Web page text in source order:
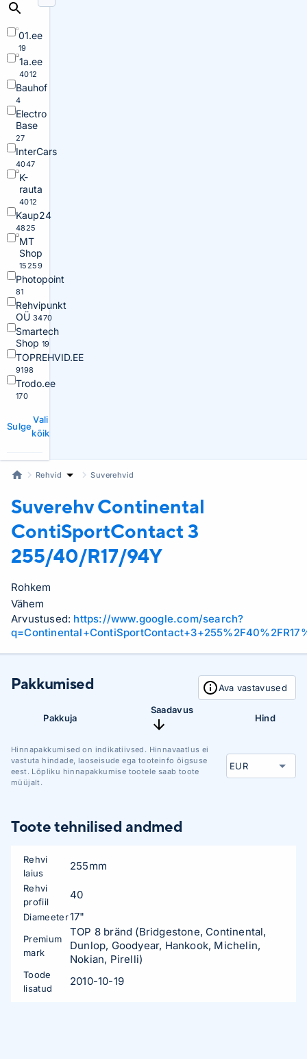
01.ee
19
1a.ee
4012
Bauhof
4
Electro
Base
27
InterCars
4047
K-
rauta
4012
Kaup24
4825
MT
Shop
15259
Photopoint
81
Rehvipunkt
OÜ 3470
Smartech
Shop 19
TOPREHVID.EE
9198
Trodo.ee
170
Sulge
Vali
kõik
Rehvid Suverehvid
Suverehv Continental
ContiSportContact 3
255/40/R17/94Y
Rohkem
Vähem
Arvustused: https://www.google.com/search?
Pakkumised Ava vastavused
Pakkuja
Saadavus
Hind
Hinnapakkumised on indikatiivsed. Hinnavaatlus ei
vastuta hindade, laoseisude ega tooteinfo õigsuse
eest. Lõpliku hinnapakkumise tootele saab toote
müüjalt.
Toote tehnilised andmed
Rehvi
laius
255mm
Rehvi
profiil
40
Diameeter17"
Premium
mark
TOP 8 bränd (Bridgestone, Continental,
Dunlop, Goodyear, Hankook, Michelin,
Nokian, Pirelli)
Toode
lisatud
2010-10-19